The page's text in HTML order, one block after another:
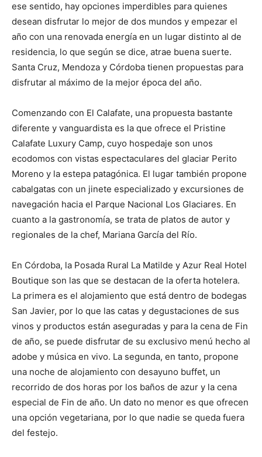
ese sentido, hay opciones imperdibles para quienes
desean disfrutar lo mejor de dos mundos y empezar el
año con una renovada energía en un lugar distinto al de
residencia, lo que según se dice, atrae buena suerte.
Santa Cruz, Mendoza y Córdoba tienen propuestas para
disfrutar al máximo de la mejor época del año.
Comenzando con El Calafate, una propuesta bastante
diferente y vanguardista es la que ofrece el Pristine
Calafate Luxury Camp, cuyo hospedaje son unos
ecodomos con vistas espectaculares del glaciar Perito
Moreno y la estepa patagónica. El lugar también propone
cabalgatas con un jinete especializado y excursiones de
navegación hacia el Parque Nacional Los Glaciares. En
cuanto a la gastronomía, se trata de platos de autor y
regionales de la chef, Mariana García del Río.
En Córdoba, la Posada Rural La Matilde y Azur Real Hotel
Boutique son las que se destacan de la oferta hotelera.
La primera es el alojamiento que está dentro de bodegas
San Javier, por lo que las catas y degustaciones de sus
vinos y productos están aseguradas y para la cena de Fin
de año, se puede disfrutar de su exclusivo menú hecho al
adobe y música en vivo. La segunda, en tanto, propone
una noche de alojamiento con desayuno buffet, un
recorrido de dos horas por los baños de azur y la cena
especial de Fin de año. Un dato no menor es que ofrecen
una opción vegetariana, por lo que nadie se queda fuera
del festejo.